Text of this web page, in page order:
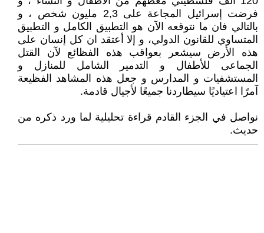
فرضت إسرائيل المجاعة على 2,3 مليون شخص ، و
بالتالي فان ما نتوقعه الآن هو التطبيق الكامل و التطبيق
المتساوي للقانون الدولي، و إلا أعتقد ان كل إنسان على
هذه الأرض سيشعر بعواقب هذه الفظائع لآن القتل
الجماعى للأطفال و التدمير الشامل للمنازل و
المستشفيات و المدارس و جعل هذه المشاهد الفظيعة
آمرًا اعتياديًا سيطاردنا جميعًا لأجيال قادمة.
نواصل في الجزء القادم قراءة تحليلية لما ورد ذكره من
حديث.